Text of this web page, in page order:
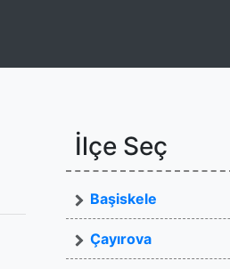
İlçe Seç
Başiskele
Çayırova